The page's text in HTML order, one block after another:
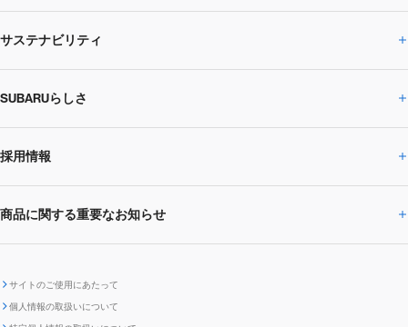
SUBARU 2025方針
事業所・関係会社
ニュースリリース
閉じる
株主・投資家の皆様へトップ
企業・経営
IRライブラリー
株主・投資家サポート
IRカレンダー
サステナビリティ
サステナビリティトップ
CEOサステナビリティ
環境
ガバナンス
SUBARUらしさ
SUBARUらしさトップ
SUBARUびと
SUBARUデザイン
採用情報
採用情報トップ
商品に関する重要なお知らせ
サイトのご使用にあたって
個人情報の取扱いについて